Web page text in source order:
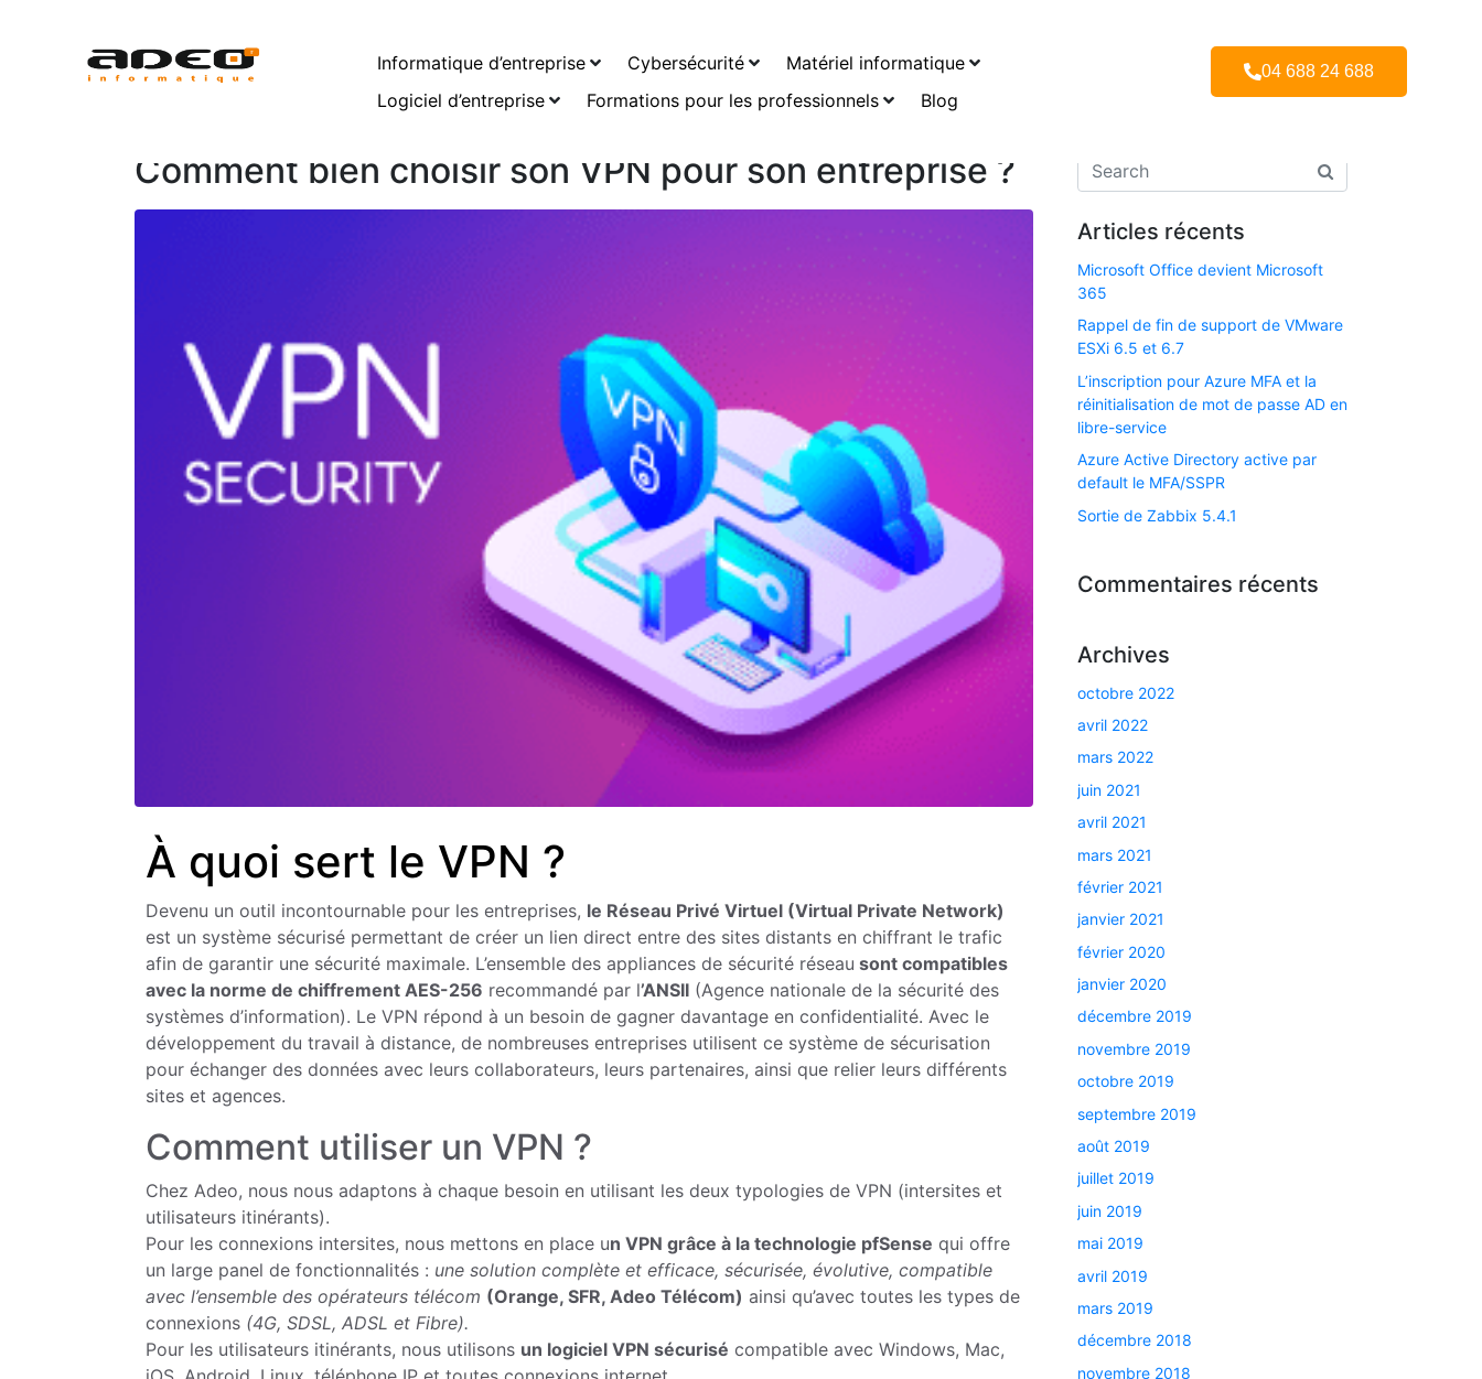
Informatique d’entreprise Cybersécurité
Matériel informatique
Logiciel d’entreprise
Formations pour les professionnels Blog
04 688 24 688
Mois : novembre 2018
Archives: novembre 2018
Comment bien choisir son VPN pour son entreprise ?
À quoi sert le VPN ?
Devenu un outil incontournable pour les entreprises, le Réseau Privé Virtuel (Virtual Private Network)
est un système sécurisé permettant de créer un lien direct entre des sites distants en chiffrant le trafic
afin de garantir une sécurité maximale. L’ensemble des appliances de sécurité réseau sont compatibles
avec la norme de chiffrement AES-256 recommandé par l’ANSII (Agence nationale de la sécurité des
systèmes d’information). Le VPN répond à un besoin de gagner davantage en confidentialité. Avec le
développement du travail à distance, de nombreuses entreprises utilisent ce système de sécurisation
pour échanger des données avec leurs collaborateurs, leurs partenaires, ainsi que relier leurs différents
sites et agences.
Comment utiliser un VPN ?
Chez Adeo, nous nous adaptons à chaque besoin en utilisant les deux typologies de VPN (intersites et
utilisateurs itinérants).
Pour les connexions intersites, nous mettons en place un VPN grâce à la technologie pfSense qui offre
un large panel de fonctionnalités : une solution complète et efficace, sécurisée, évolutive, compatible
avec l’ensemble des opérateurs télécom (Orange, SFR, Adeo Télécom) ainsi qu’avec toutes les types de
connexions (4G, SDSL, ADSL et Fibre).
Pour les utilisateurs itinérants, nous utilisons un logiciel VPN sécurisé compatible avec Windows, Mac,
Articles récents
Microsoft Office devient Microsoft
365
Rappel de fin de support de VMware
ESXi 6.5 et 6.7​
L’inscription pour Azure MFA et la
réinitialisation de mot de passe AD en
libre-service
Azure Active Directory active par
default le MFA/SSPR
Sortie de Zabbix 5.4.1
Commentaires récents
Archives
octobre 2022
avril 2022
mars 2022
juin 2021
avril 2021
mars 2021
février 2021
janvier 2021
février 2020
janvier 2020
décembre 2019
novembre 2019
octobre 2019
septembre 2019
août 2019
juillet 2019
juin 2019
mai 2019
avril 2019
mars 2019
décembre 2018
novembre 2018